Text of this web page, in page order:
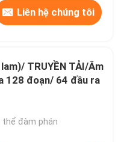
Liên hệ chúng tôi
TRUYỀN TẢI/Âm
128 đoạn/ 64 đầu ra
thể đàm phán